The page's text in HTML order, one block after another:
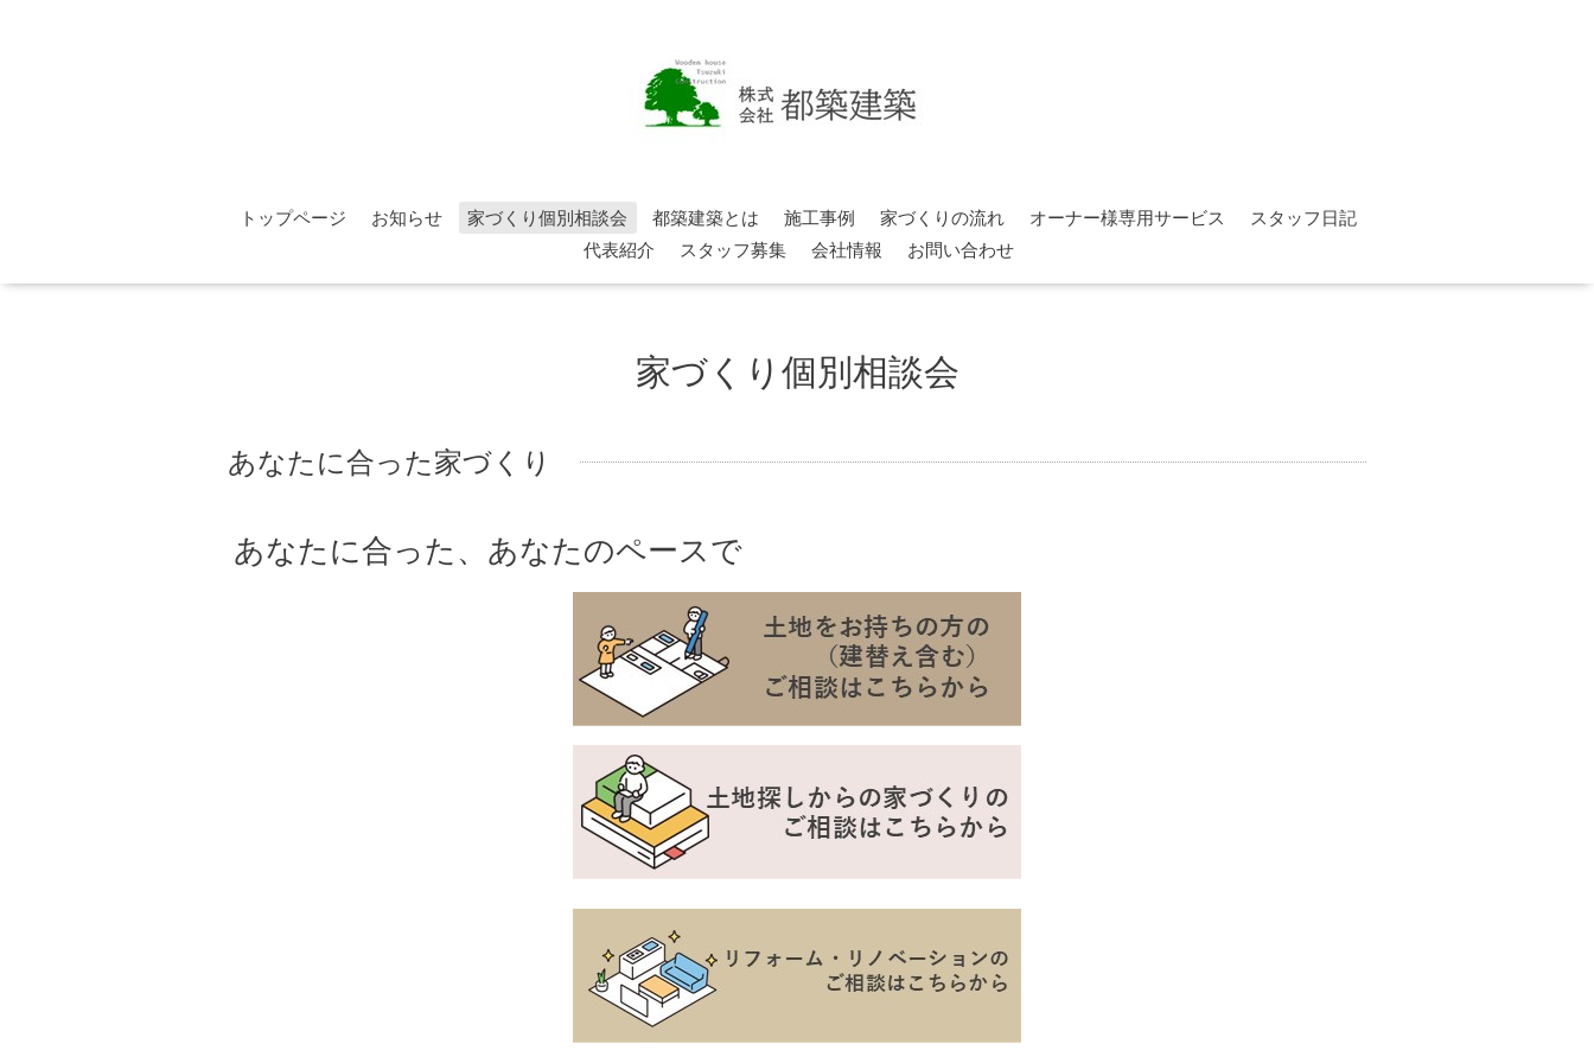
トップページ お知らせ 家づくり個別相談会 都築建築とは 施工事例 家づくりの流れ オーナー様専用サービス
スタッフ日記
代表紹介
スタッフ募集 会社情報 お問い合わせ
家づくり個別相談会
あなたに合った家づくり
あなたに合った、あなたのペースで